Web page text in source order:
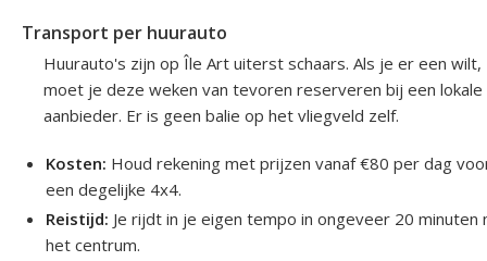
Transport per huurauto
Huurauto's zijn op Île Art uiterst schaars. Als je er een wilt,
moet je deze weken van tevoren reserveren bij een lokale
aanbieder. Er is geen balie op het vliegveld zelf.
Kosten: Houd rekening met prijzen vanaf €80 per dag
een degelijke 4x4.
Reistijd: Je rijdt in je eigen tempo in ongeveer 20 minuten
het centrum.